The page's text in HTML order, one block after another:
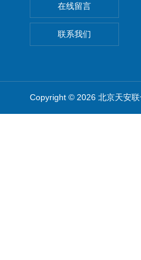
在线留言
联系我们
Copyright © 2026 北京天安